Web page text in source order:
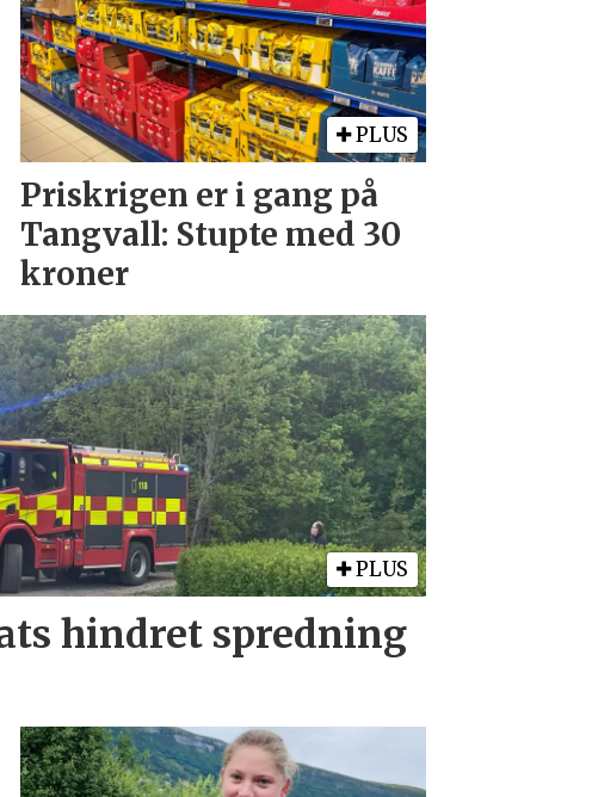
PLUS
Priskrigen er i gang på
Tangvall: Stupte med 30
kroner
PLUS
hindret spredning